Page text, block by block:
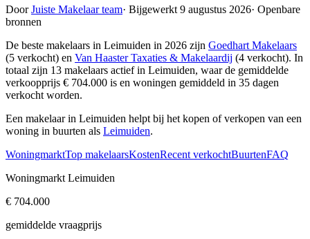
DoorJuiste Makelaar team· Bijgewerkt 9 augustus 2026· Openbare
bronnen
De beste makelaars in Leimuiden in 2026 zijn Goedhart Makelaars
(5 verkocht) en Van Haaster Taxaties & Makelaardij (4 verkocht). In
totaal zijn 13 makelaars actief in Leimuiden, waar de gemiddelde
verkoopprijs € 704.000 is en woningen gemiddeld in 35 dagen
verkocht worden.
Een makelaar in Leimuiden helpt bij het kopen of verkopen van een
woning in buurten als Leimuiden.
WoningmarktTop makelaarsKostenRecent verkochtBuurtenFAQ
Woningmarkt Leimuiden
€ 704.000
gemiddelde vraagprijs